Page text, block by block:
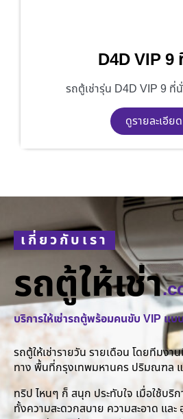
D4D VIP 9
รถตู้เช่ารุ่น D4D VIP 9 ที่
ดูรายละเอียด
เกี่ยวกับเรา
รถตู้ให้เช่า
บริการให้เช่ารถตู้พร้อมคนขับ VIP แบ
รถตู้ให้เช่ารายวัน รายเดือน โดยทีมง
ทาง พื้นที่กรุงเทพมหานคร ปริมณฑล
ทริป ไหนๆ ก็ สนุก ประทับใจ เมื่อใช้บริก
ทั้งความสะดวกสบาย ความสะอาด แล